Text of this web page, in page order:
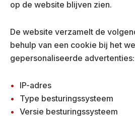
op de website blijven zien.
De website verzamelt de
behulp van een cookie bij het
gepersonaliseerde advertenties:
IP-adres
Type besturingssysteem
Versie besturingssysteem